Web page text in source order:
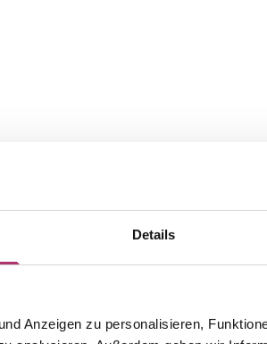
Details
Anzeigen zu personalisieren,